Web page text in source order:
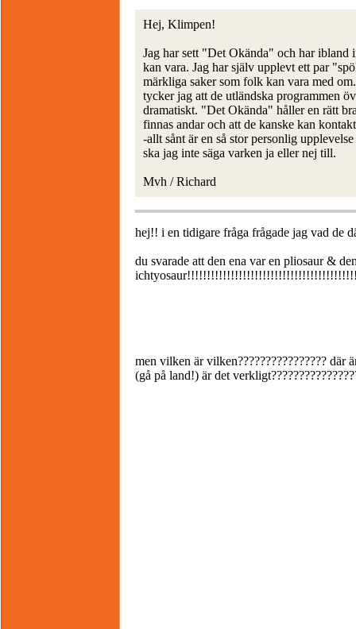
Hej, Klimpen!
Jag har sett "Det Okända" och har ibland
kan vara. Jag har själv upplevt ett par
märkliga saker som folk kan vara med
tycker jag att de utländska programmen
dramatiskt. "Det Okända" håller en rätt
finnas andar och att de kanske kan
-allt sånt är en så stor personlig
ska jag inte säga varken ja eller nej till.
Mvh / Richard
hej!! i en tidigare fråga frågade jag vad de
du svarade att den ena var en pliosaur &
men vilken är vilken????????????????
(gå på land!) är det